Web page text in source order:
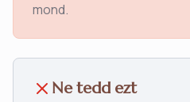
mond.
Ne tedd ezt